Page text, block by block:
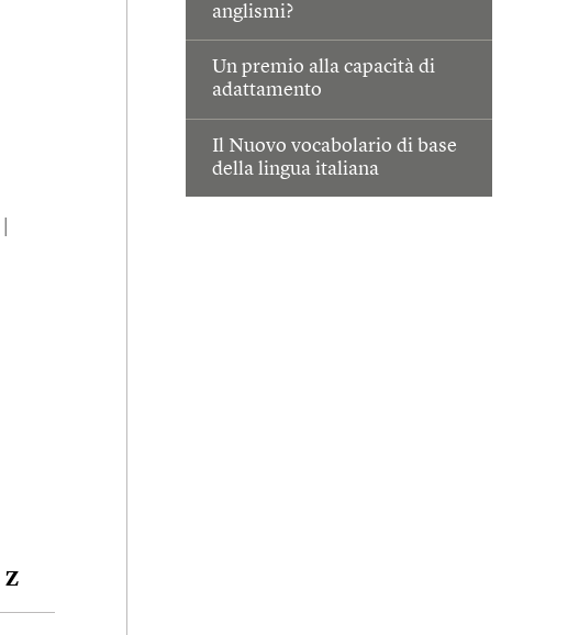
anglismi?
Un premio alla capacità di
adattamento
Il Nuovo vocabolario di base
della lingua italiana
Z